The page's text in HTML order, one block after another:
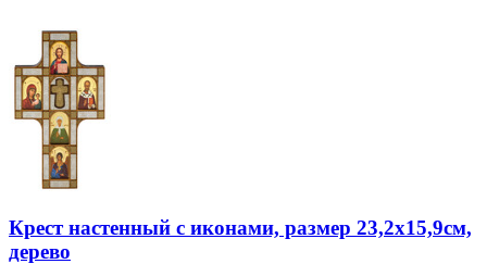
Крест настенный с иконами, размер 23,2х15,9см,
дерево